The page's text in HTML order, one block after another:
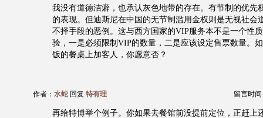
我没有道德洁癖，也承认灰色地带的存在。有节制的优先
的表现。但迪斯尼在中国的无节制滥用金权则是无视社会
不择手段的恶例。这与西方国家的VIP服务本不是一个性
验，一是必须限制VIP的数量，二是应该设定售票数量。
饭的餐桌上加客人，你愿意否？
作者： 水蛇 回复 特有理 留言时间
再给特博举个例子。你如果去餐馆前没提前定位，正赶上